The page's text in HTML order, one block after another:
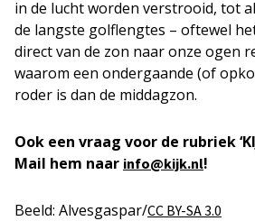
in de lucht worden verstrooid, tot
de langste golflengtes – oftewel
direct van de zon naar onze ogen
waarom een ondergaande (of
roder is dan de middagzon.
Ook een vraag voor de rubriek
Mail hem naar info@kijk.nl!
Beeld: Alvesgaspar/CC BY-SA 3.0